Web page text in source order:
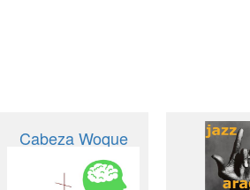
Cabeza Woque